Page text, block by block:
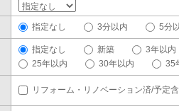
指定なし 3分以内 5分
指定なし 新築
3年以内
25年以内
30年以内 35
リフォーム・リノベーション済/予定